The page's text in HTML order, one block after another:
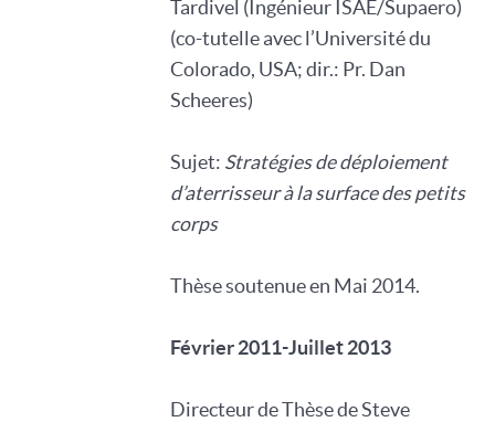
Tardivel (Ingénieur ISAE/Supaero)
(co-tutelle avec l’Université du
Colorado, USA; dir.: Pr. Dan
Scheeres)
Sujet: Stratégies de déploiement
d’aterrisseur à la surface des petits
corps
Thèse soutenue en Mai 2014.
Février 2011-Juillet 2013
Directeur de Thèse de Steve